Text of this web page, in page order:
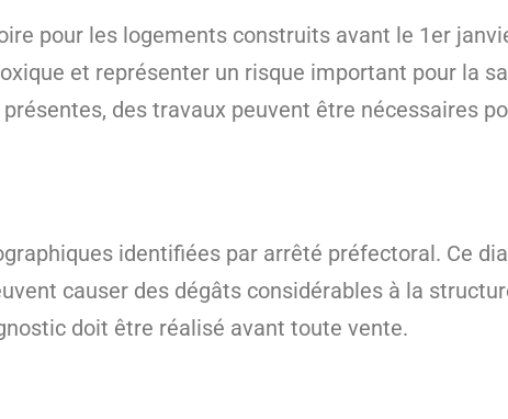
pour les logements construits avant le 1er
et représenter un risque important pour la
des travaux peuvent être nécessaires
identifiées par arrêté préfectoral. Ce
causer des dégâts considérables à la
doit être réalisé avant toute vente.